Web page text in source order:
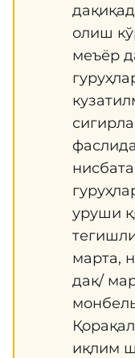
олиш
меъёр
уруши
марта,
дақ/
иқлим